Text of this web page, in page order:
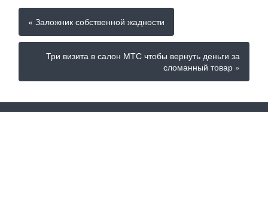
« Заложник собственной жадности
Три визита в салон МТС чтобы вернуть деньги за
сломанный товар »